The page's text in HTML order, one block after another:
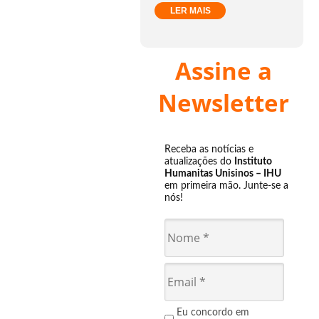
LER MAIS
Assine a
Newsletter
Receba as notícias e
atualizações do Instituto
Humanitas Unisinos – IHU
em primeira mão. Junte-se a
nós!
Eu concordo em